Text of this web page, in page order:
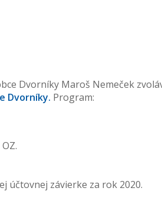
Dvorníky Maroš Nemeček
Dvorníky. Program:
účtovnej závierke za rok 2020.